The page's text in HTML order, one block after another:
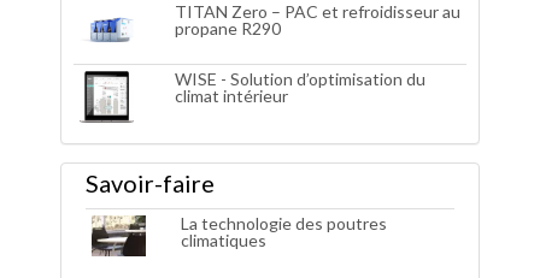
TITAN Zero – PAC et refroidisseur au
propane R290
WISE - Solution d’optimisation du
climat intérieur
Savoir-faire
La technologie des poutres
climatiques